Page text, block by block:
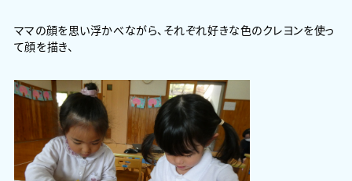
ママの顔を思い浮かべながら、それぞれ好きな色のクレヨンを使っ
て顔を描き、